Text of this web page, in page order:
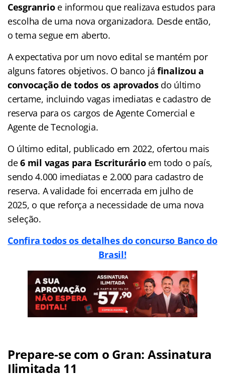
Cesgranrioe informou que realizava estudos para
escolha de uma nova organizadora. Desde então,
o tema segue em aberto.
A expectativa por um novo edital se mantém por
alguns fatores objetivos. O banco jáfinalizou a
convocação de todos os aprovadosdo último
certame, incluindo vagas imediatas e cadastro de
reserva para os cargos de Agente Comercial e
Agente de Tecnologia.
O último edital, publicado em 2022, ofertou mais
de6 mil vagas para Escriturárioem todo o país,
sendo 4.000 imediatas e 2.000 para cadastro de
reserva. A validade foi encerrada em julho de
2025, o que reforça a necessidade de uma nova
seleção.
Confira todos os detalhes do concurso Banco do
Brasil!
Prepare-se com o Gran: Assinatura
Ilimitada 11